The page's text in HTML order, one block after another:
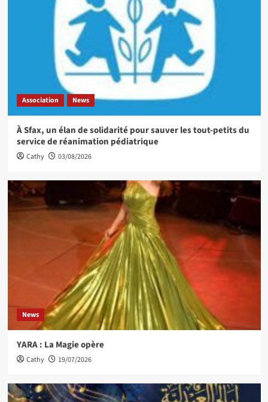
Association News
À Sfax, un élan de solidarité pour sauver les tout-petits du
service de réanimation pédiatrique
Cathy 03/08/2026
News
YARA : La Magie opère
Cathy 19/07/2026